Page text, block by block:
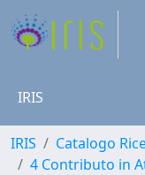
IRIS
IRIS
Catalogo
4 Contributo in